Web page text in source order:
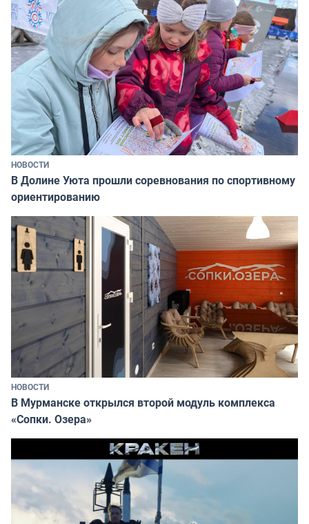
НОВОСТИ
В Долине Уюта прошли соревнования по спортивному
ориентированию
НОВОСТИ
В Мурманске открылся второй модуль комплекса
«Сопки. Озера»